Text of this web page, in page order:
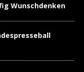
Wunschdenken